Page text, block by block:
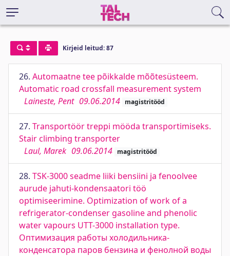
Kirjeid leitud: 87
26. Automaatne tee põikkalde mõõtesüsteem.
Automatic road crossfall measurement system
Laineste, Pent 09.06.2014 magistritööd
27. Transportöör treppi mööda transportimiseks.
Stair climbing transporter
Laul, Marek 09.06.2014 magistritööd
28. TSK-3000 seadme liiki bensiini ja fenoolvee
aurude jahuti-kondensaatori töö
optimiseerimine. Optimization of work of a
refrigerator-condenser gasoline and phenolic
water vapours UTT-3000 installation type.
Оптимизация работы холодильника-
конденсатора паров бензина и фенолной воды